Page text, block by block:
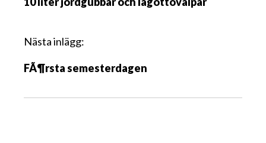
l
g
s
a
Nästa inlägg:
FÃ¶rsta semesterdagen